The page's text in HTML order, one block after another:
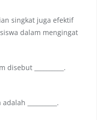
singkat juga efektif
dalam mengingat
__________.
__________.